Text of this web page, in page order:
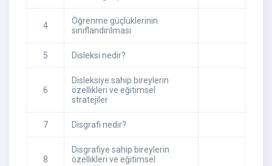
4
Öğrenme güçlüklerinin
sınıflandırılması
5 Disleksi nedir?
6
Disleksiye sahip bireylerin
özellikleri ve eğitimsel
stratejiler
7 Disgrafi nedir?
8
Disgrafiye sahip bireylerin
özellikleri ve eğitimsel